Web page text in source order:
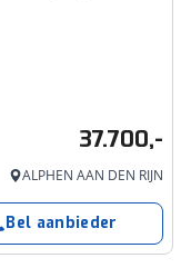
37.700,-
ALPHEN AAN DEN RIJN
Bel aanbieder